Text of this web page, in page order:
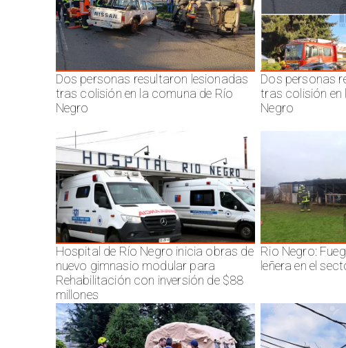
Dos personas resultaron lesionadas
tras colisión en la comuna de Río
Negro
Dos personas
tras colisión en
Negro
Hospital de Río Negro inicia obras de
nuevo gimnasio modular para
Rehabilitación con inversión de $88
millones
Rio Negro:
leñera en el